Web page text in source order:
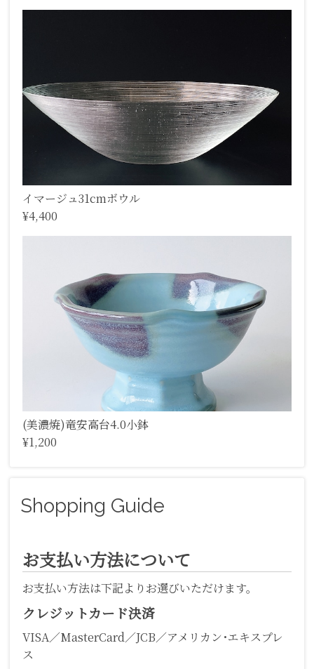
イマージュ31cmボウル
¥4,400
(美濃焼)竜安高台4.0小鉢
¥1,200
Shopping Guide
お支払い方法について
お支払い方法は下記よりお選びいただけます。
クレジットカード決済
VISA／MasterCard／JCB／アメリカン･エキスプレ
ス